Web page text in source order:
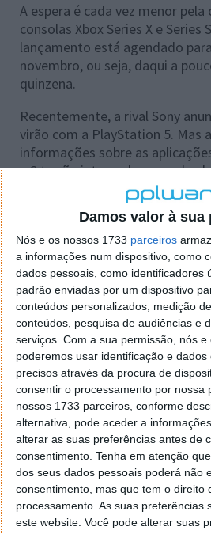
Damos valor à sua
Nós e os nossos 1733 parceiros
a informações num dispositivo, como
dados pessoais, como identificadores
padrão enviadas por um dispositivo
conteúdos personalizados, medição
conteúdos, pesquisa de audiências e
serviços. Com a sua permissão, nós
poderemos usar identificação e
precisos através da procura de
consentir o processamento por nossa
nossos 1733 parceiros, conforme
alternativa, pode aceder a
alterar as suas preferências antes de
consentimento. Tenha em atenção
dos seus dados pessoais poderá não
consentimento, mas que tem o direito
processamento. As suas preferências
este website. Você pode alterar suas
A espera é cada vez menor pela
consolas Xbox Series X e Series
lançamento está agendado
novembro, ou seja, daqui a
quinzena.
Recentemente, a rival Sony
virão com a PlayStation 5. Mas
informações sobre as
e S trarão integradas quando
Microsoft revela lista
optimizados para Xbox
Series S